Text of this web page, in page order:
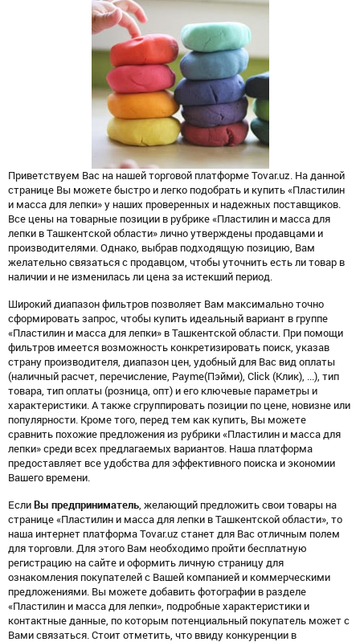
Приветствуем Вас на нашей торговой платформе Tovar.uz. На данной
странице Вы можете быстро и легко подобрать и купить «Пластилин
и масса для лепки» у наших проверенных и надежных поставщиков.
Все цены на товарные позиции в рубрике «Пластилин и масса для
лепки в Ташкентской области» лично утверждены продавцами и
производителями. Однако, выбрав подходящую позицию, Вам
желательно связаться с продавцом, чтобы уточнить есть ли товар в
наличии и не изменилась ли цена за истекший период.
Широкий диапазон фильтров позволяет Вам максимально точно
сформировать запрос, чтобы купить идеальный вариант в группе
«Пластилин и масса для лепки» в Ташкентской области. При помощи
фильтров имеется возможность конкретизировать поиск, указав
страну производителя, диапазон цен, удобный для Вас вид оплаты
(наличный расчет, перечисление, Payme(Пэйми), Click (Клик), ...), тип
товара, тип оплаты (розница, опт) и его ключевые параметры и
характеристики. А также сгруппировать позиции по цене, новизне или
популярности. Кроме того, перед тем как купить, Вы можете
сравнить похожие предложения из рубрики «Пластилин и масса для
лепки» среди всех предлагаемых вариантов. Наша платформа
предоставляет все удобства для эффективного поиска и экономии
Вашего времени.
Если Вы предприниматель , желающий предложить свои товары на
странице «Пластилин и масса для лепки в Ташкентской области», то
наша интернет платформа Tovar.uz станет для Вас отличным полем
для торговли. Для этого Вам необходимо пройти бесплатную
регистрацию на сайте и оформить личную страницу для
ознакомления покупателей с Вашей компанией и коммерческими
предложениями. Вы можете добавить фотографии в разделе
«Пластилин и масса для лепки», подробные характеристики и
контактные данные, по которым потенциальный покупатель может с
Вами связаться. Стоит отметить, что ввиду конкуренции в